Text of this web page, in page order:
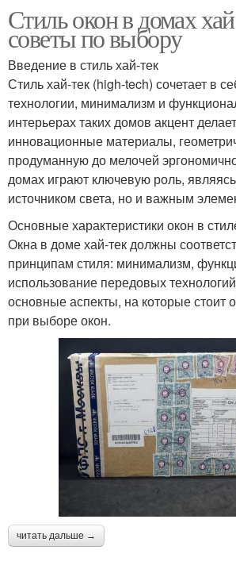
Стиль окон в домах
советы по выбору
Введение в стиль хай-тек
Стиль хай-тек (high-tech) сочетает в
технологии, минимализм и
интерьерах таких домов акцент
инновационные материалы,
продуманную до мелочей
домах играют ключевую роль,
источником света, но и важным
Основные характеристики окон в
Окна в доме хай-тек должны
принципам стиля: минимализм,
использование передовых
основные аспекты, на которые стоит
при выборе окон.
читать дальше →